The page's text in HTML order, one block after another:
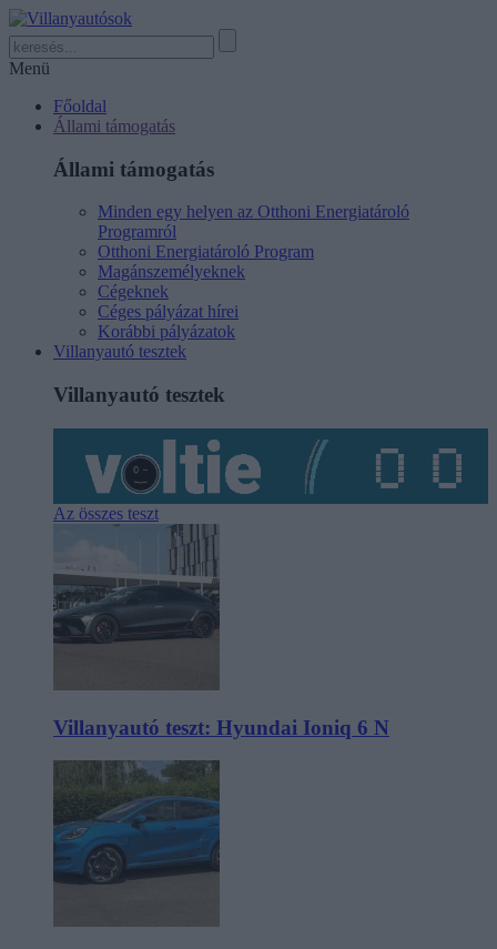
Menü
Főoldal
Állami támogatás
Állami támogatás
Minden egy helyen az Otthoni Energiatároló
Programról
Otthoni Energiatároló Program
Magánszemélyeknek
Cégeknek
Céges pályázat hírei
Korábbi pályázatok
Villanyautó tesztek
Villanyautó tesztek
Az összes teszt
Villanyautó teszt: Hyundai Ioniq 6 N